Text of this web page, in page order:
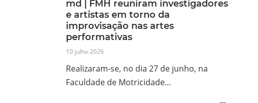
md | FMH reuniram investigadores
e artistas em torno da
improvisação nas artes
performativas
10 julho 2026
Realizaram-se, no dia 27 de junho, na
Faculdade de Motricidade…